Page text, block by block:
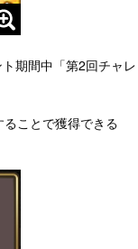
期間中「第2回チャレ
ことで獲得できる